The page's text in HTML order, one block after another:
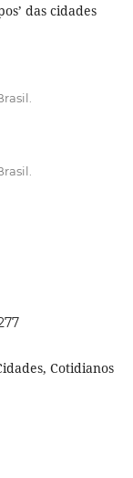
das cidades
Cotidianos